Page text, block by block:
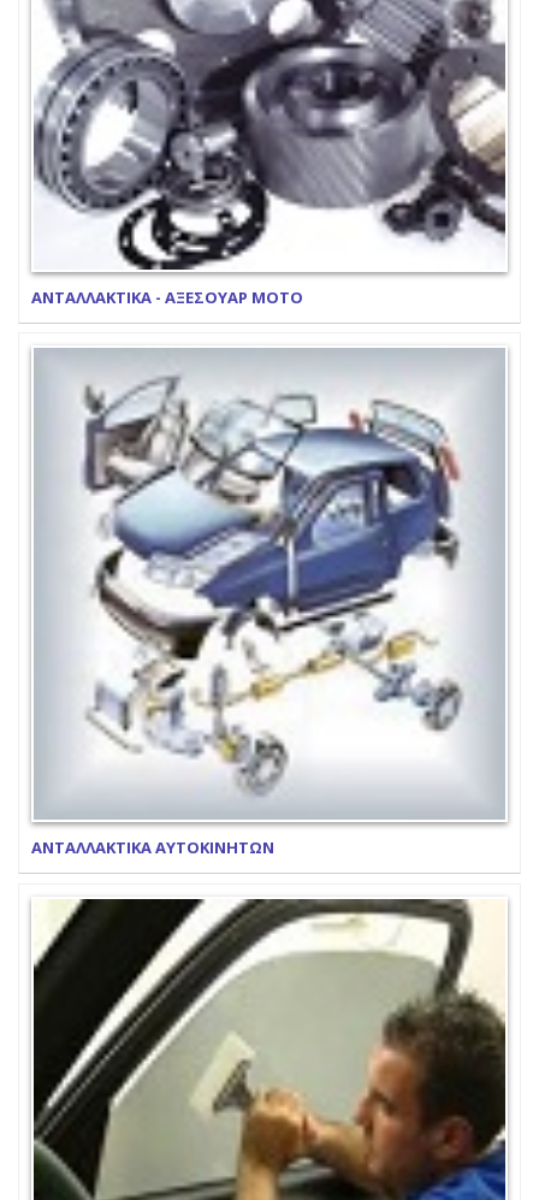
ΑΝΤΑΛΛΑΚΤΙΚΑ - ΑΞΕΣΟΥΑΡ ΜΟΤΟ
ΑΝΤΑΛΛΑΚΤΙΚΑ ΑΥΤΟΚΙΝΗΤΩΝ